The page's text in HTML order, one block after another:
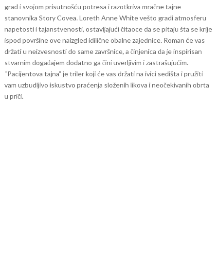
grad i svojom prisutnošću potresa i razotkriva mračne tajne
stanovnika Story Covea. Loreth Anne White vešto gradi atmosferu
napetosti i tajanstvenosti, ostavljajući čitaoce da se pitaju šta se krije
ispod površine ove naizgled idilične obalne zajednice. Roman će vas
držati u neizvesnosti do same završnice, a činjenica da je inspirisan
stvarnim događajem dodatno ga čini uverljivim i zastrašujućim.
“Pacijentova tajna” je triler koji će vas držati na ivici sedišta i pružiti
vam uzbudljivo iskustvo praćenja složenih likova i neočekivanih obrta
u priči.